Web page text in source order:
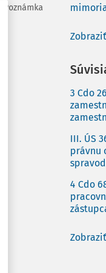
Poznámka
3 Cdo
III. ÚS
právnu
4 Cdo